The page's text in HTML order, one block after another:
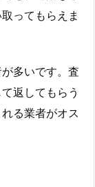
ってもらえま
多いです。査
返してもらう
る業者がオス